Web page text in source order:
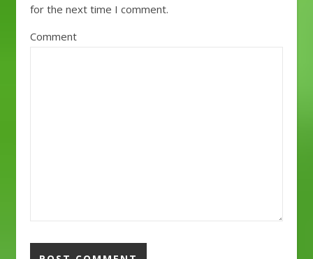
for the next time I comment.
Comment